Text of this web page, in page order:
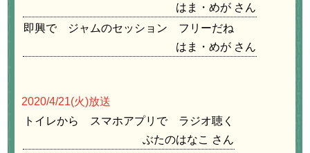
はま・めが
即興で ジャムのセッション フリーだね
はま・めが
2020/4/21(火)放送
トイレから スマホアプリで ラジオ聴く
ぶたのはなこ